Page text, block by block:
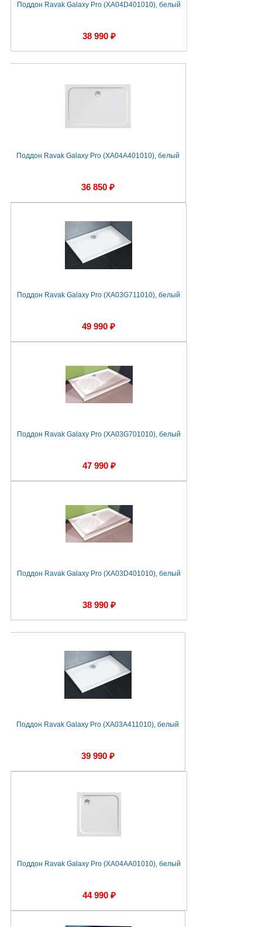
Поддон Ravak Galaxy Pro (XA04D401010), белый
38 990 ₽
Поддон Ravak Galaxy Pro (XA04A401010), белый
36 850 ₽
Поддон Ravak Galaxy Pro (XA03G711010), белый
49 990 ₽
Поддон Ravak Galaxy Pro (XA03G701010), белый
47 990 ₽
Поддон Ravak Galaxy Pro (XA03D401010), белый
38 990 ₽
Поддон Ravak Galaxy Pro (XA03A411010), белый
39 990 ₽
Поддон Ravak Galaxy Pro (XA04AA01010), белый
44 990 ₽